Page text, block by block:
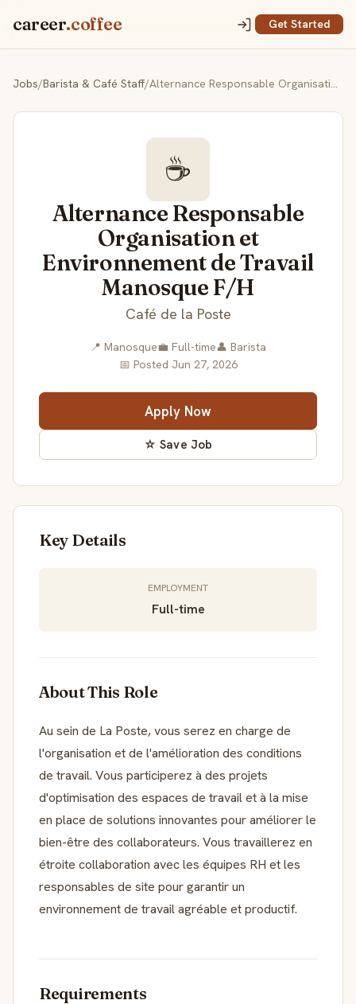
career.coffee Get Started
Jobs/Barista & Café Staff/ Alternance Responsable Organisation et Environnement de Travail Manosque F/H
☕
Alternance Responsable
Organisation et
Environnement de Travail
Manosque F/H
Café de la Poste
📍 Manosque💼 Full-time👤 Barista
📅 Posted Jun 27, 2026
Apply Now
☆ Save Job
Key Details
EMPLOYMENT
Full-time
About This Role
Au sein de La Poste, vous serez en charge de
l'organisation et de l'amélioration des conditions
de travail. Vous participerez à des projets
d'optimisation des espaces de travail et à la mise
en place de solutions innovantes pour améliorer le
bien-être des collaborateurs. Vous travaillerez en
étroite collaboration avec les équipes RH et les
responsables de site pour garantir un
environnement de travail agréable et productif.
Requirements